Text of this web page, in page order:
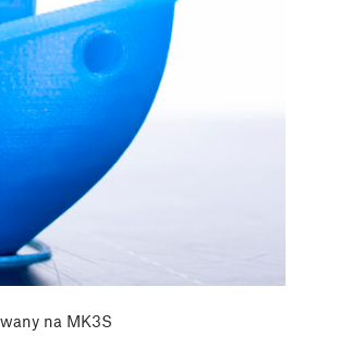
na MK3S